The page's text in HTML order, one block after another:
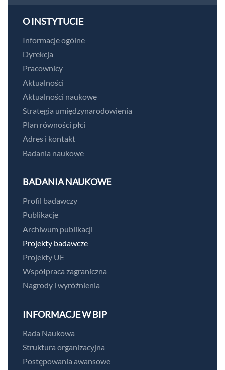
O INSTYTUCIE
Informacje ogólne
Dyrekcja
Pracownicy
Aktualności
Aktualności naukowe
Strategia umiędzynarodowienia
Plan równości płci
Adres i kontakt
Badania naukowe
BADANIA NAUKOWE
Profil badawczy
Publikacje
Archiwum publikacji
Projekty badawcze
Projekty UE
Współpraca zagraniczna
Nagrody i wyróżnienia
INFORMACJE W BIP
Rada Naukowa
Struktura organizacyjna
Postępowania awansowe